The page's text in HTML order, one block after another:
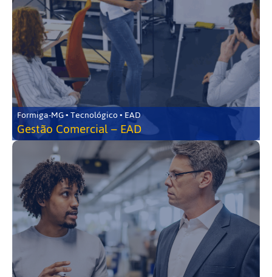
Formiga-MG • Tecnológico • EAD
Gestão Comercial – EAD